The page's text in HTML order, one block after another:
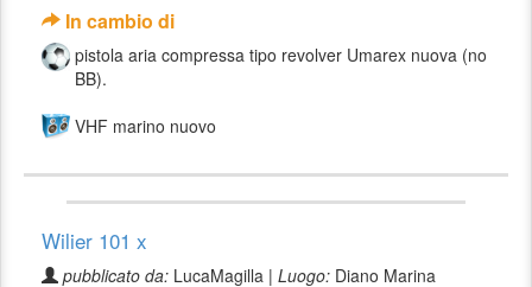
In cambio di
pistola aria compressa tipo revolver Umarex nuova (no
BB).
VHF marino nuovo
Wilier 101 x
pubblicato da: LucaMagilla | Luogo: Diano Marina